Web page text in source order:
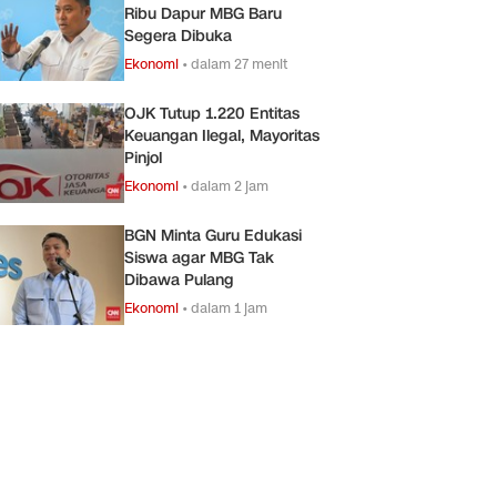
Ribu Dapur MBG Baru
Segera Dibuka
Ekonomi •dalam 27 menit
OJK Tutup 1.220 Entitas
Keuangan Ilegal, Mayoritas
Pinjol
Ekonomi •dalam 2 jam
BGN Minta Guru Edukasi
Siswa agar MBG Tak
Dibawa Pulang
Ekonomi •dalam 1 jam